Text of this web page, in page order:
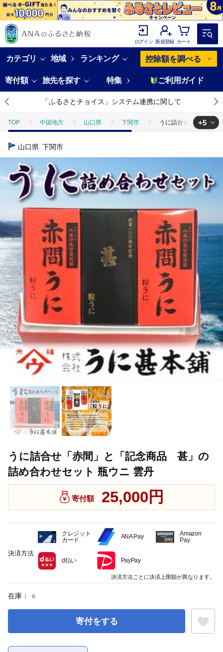
ログイン 新規登録 カート
カテゴリ 地域 ランキング 控除額を調べる
寄付額 旅先を探す 特集 ご利用ガイド
「ふるさとチョイス」システム連携に関して
TOP 中国地方 山口県 下関市 うに詰合せ「赤間」
TOP
TOP
TOP 魚介類 うに・いくら・魚卵 うに うに詰合せ「
TOP 加工食品
加工食品 うに詰合せ「赤間」と「記念
+5
山口県 下関市
うに詰合せ「赤間」と「記念商品 甚」の
詰め合わせセット 瓶ウニ 雲丹
寄付額 25,000円
在庫： ○
寄付をする
決済方法
クレジット
カード
ANA Pay
Amazon
Pay
d払い PayPay
決済方法ごとに決済上限額が異なります。